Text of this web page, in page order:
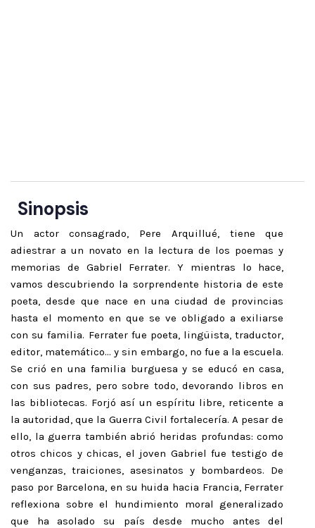
Sinopsis
Un actor consagrado, Pere Arquillué, tiene que
adiestrar a un novato en la lectura de los poemas y
memorias de Gabriel Ferrater. Y mientras lo hace,
vamos descubriendo la sorprendente historia de este
poeta, desde que nace en una ciudad de provincias
hasta el momento en que se ve obligado a exiliarse
con su familia. Ferrater fue poeta, lingüista, traductor,
editor, matemático… y sin embargo, no fue a la escuela.
Se crió en una familia burguesa y se educó en casa,
con sus padres, pero sobre todo, devorando libros en
las bibliotecas. Forjó así un espíritu libre, reticente a
la autoridad, que la Guerra Civil fortalecería. A pesar de
ello, la guerra también abrió heridas profundas: como
otros chicos y chicas, el joven Gabriel fue testigo de
venganzas, traiciones, asesinatos y bombardeos. De
paso por Barcelona, en su huida hacia Francia, Ferrater
reflexiona sobre el hundimiento moral generalizado
que ha asolado su país desde mucho antes del